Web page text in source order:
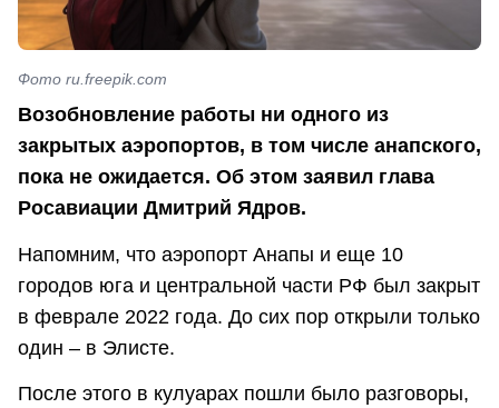
Фото ru.freepik.com
Возобновление работы ни одного из
закрытых аэропортов, в том числе анапского,
пока не ожидается. Об этом заявил глава
Росавиации Дмитрий Ядров.
Напомним, что аэропорт Анапы и еще 10
городов юга и центральной части РФ был закрыт
в феврале 2022 года. До сих пор открыли только
один – в Элисте.
После этого в кулуарах пошли было разговоры,